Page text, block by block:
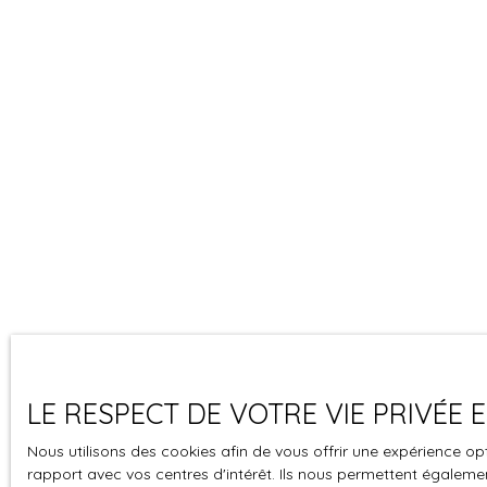
LE RESPECT DE VOTRE VIE PRIVÉE
Nous utilisons des cookies afin de vous offrir une expérience
rapport avec vos centres d'intérêt. Ils nous permettent